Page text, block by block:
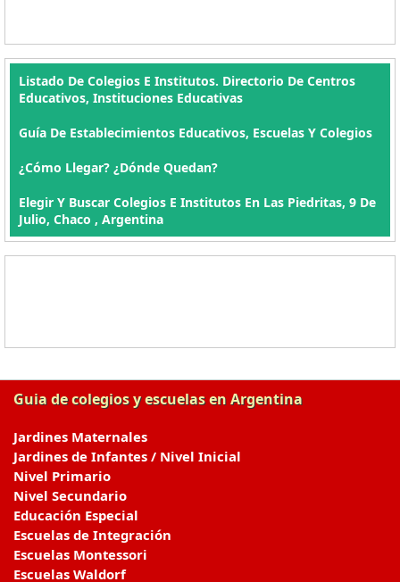
Listado De Colegios E Institutos. Directorio De Centros
Educativos, Instituciones Educativas
Guía De Establecimientos Educativos, Escuelas Y Colegios
¿Cómo Llegar? ¿Dónde Quedan?
Elegir Y Buscar Colegios E Institutos En Las Piedritas, 9 De
Julio, Chaco , Argentina
Guia de colegios y escuelas en Argentina
Jardines Maternales
Jardines de Infantes / Nivel Inicial
Nivel Primario
Nivel Secundario
Educación Especial
Escuelas de Integración
Escuelas Montessori
Escuelas Waldorf